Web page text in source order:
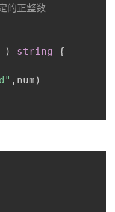
正整数
) string
{
, num )